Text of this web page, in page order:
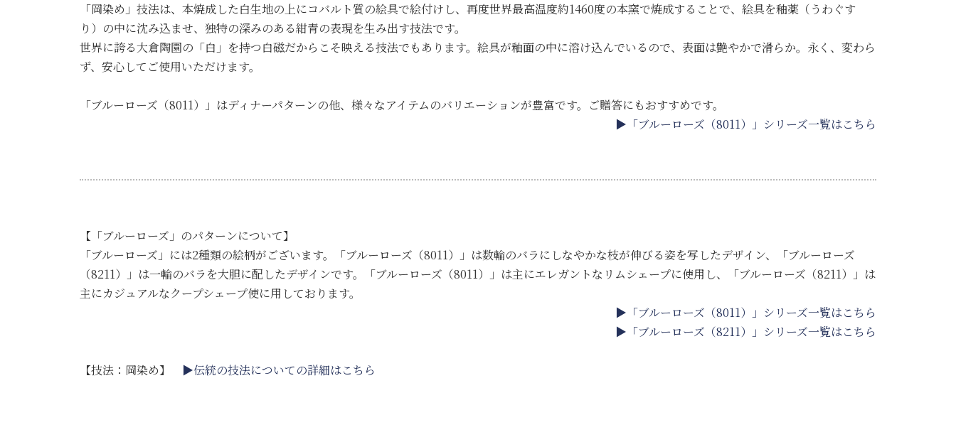
「岡染め」技法は、本焼成した白生地の上にコバルト質の絵具で絵付けし、再度世界最高温度約1460度の本窯で焼成することで、絵具を釉薬（うわぐす
り）の中に沈み込ませ、独特の深みのある紺青の表現を生み出す技法です。
世界に誇る大倉陶園の「白」を持つ白磁だからこそ映える技法でもあります。絵具が釉面の中に溶け込んでいるので、表面は艶やかで滑らか。永く、変わら
ず、安心してご使用いただけます。
「ブルーローズ（8011）」はディナーパターンの他、様々なアイテムのバリエーションが豊富です。ご贈答にもおすすめです。
▶「ブルーローズ（8011）」シリーズ一覧はこちら
【「ブルーローズ」のパターンについて】
「ブルーローズ」には2種類の絵柄がございます。「ブルーローズ（8011）」は数輪のバラにしなやかな枝が伸びる姿を写したデザイン、「ブルーローズ
（8211）」は一輪のバラを大胆に配したデザインです。「ブルーローズ（8011）」は主にエレガントなリムシェープに使用し、「ブルーローズ（8211）」は
主にカジュアルなクープシェープ使に用しております。
▶「ブルーローズ（8011）」シリーズ一覧はこちら
▶「ブルーローズ（8211）」シリーズ一覧はこちら
【技法：岡染め】 ▶伝統の技法についての詳細はこちら